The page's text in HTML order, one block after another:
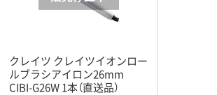
クレイツ クレイツイオンロー
ルブラシアイロン26mm
CIBI-G26W 1本（直送品）